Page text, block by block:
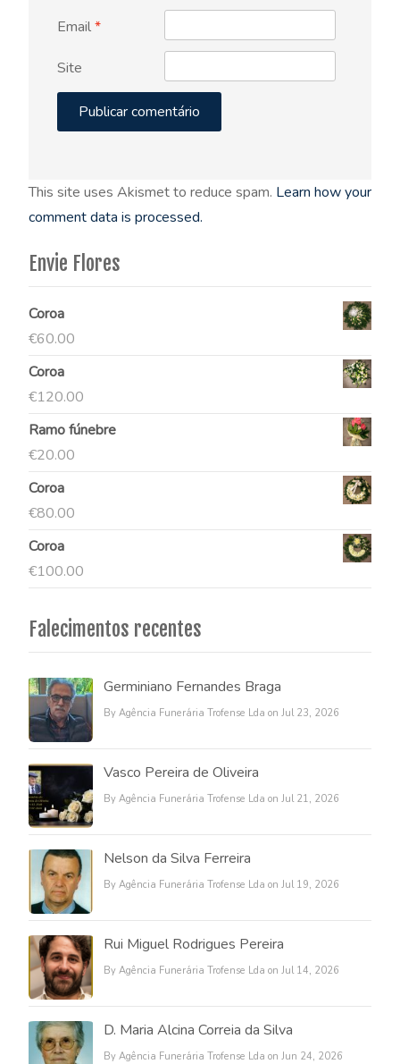
Email*
Site
This site uses Akismet to reduce spam. Learn how your
comment data is processed.
Envie Flores
Coroa
€60.00
Coroa
€120.00
Ramo fúnebre
€20.00
Coroa
€80.00
Coroa
€100.00
Falecimentos recentes
Germiniano Fernandes Braga
By Agência Funerária Trofense Lda on Jul 23, 2026
Vasco Pereira de Oliveira
By Agência Funerária Trofense Lda on Jul 21, 2026
Nelson da Silva Ferreira
By Agência Funerária Trofense Lda on Jul 19, 2026
Rui Miguel Rodrigues Pereira
By Agência Funerária Trofense Lda on Jul 14, 2026
D. Maria Alcina Correia da Silva
By Agência Funerária Trofense Lda on Jun 24, 2026